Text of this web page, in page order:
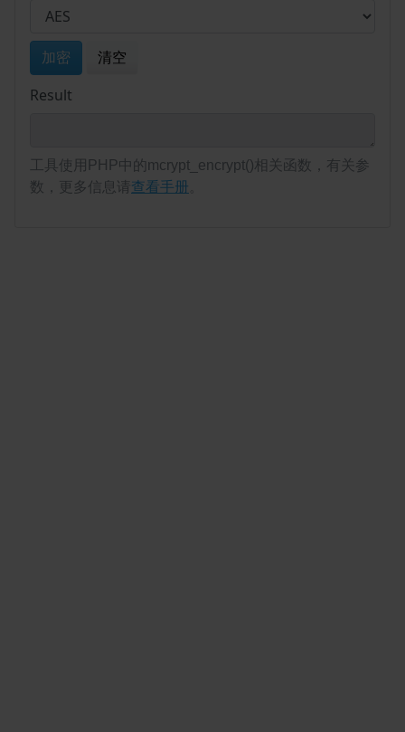
加密 清空
Result
工具使用PHP中的mcrypt_encrypt()相关函数，有关参
数，更多信息请 查看手册